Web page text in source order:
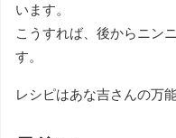
います。
こうすれば、後からニン
す。
レシピはあな吉さんの万